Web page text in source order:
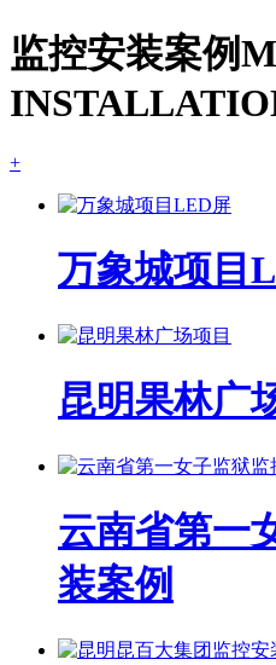
监控安装案例
+
万象城项目
昆明果林广
云南省第一
装案例